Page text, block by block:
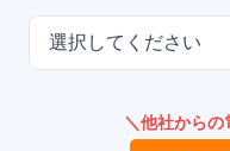
選択してください
＼他社からの